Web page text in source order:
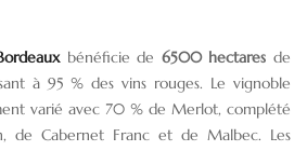
bénéficie de 6500 hectares de
à 95 % des vins rouges. Le vignoble
varié avec 70 % de Merlot, complété
de Cabernet Franc et de Malbec. Les